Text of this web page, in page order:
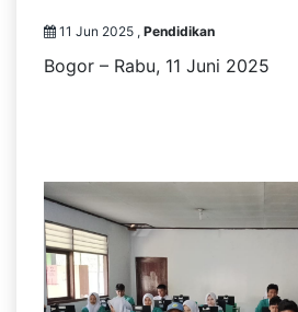
11 Jun 2025 , Pendidikan
Bogor – Rabu, 11 Juni 2025